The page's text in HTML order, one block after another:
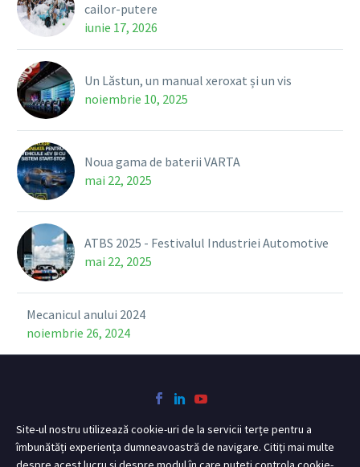
cailor-putere
iunie 17, 2026
Un Lăstun, un manual xeroxat și un vis
noiembrie 10, 2025
Noua gama de baterii VARTA
mai 22, 2025
ATBS 2025 - Festivalul Industriei Automotive
mai 22, 2025
Mecanicul anului 2024
noiembrie 26, 2024
Site-ul nostru utilizează cookie-uri de la servicii terțe pentru a
îmbunătăți experiența dumneavoastră de navigare. Citiți mai multe